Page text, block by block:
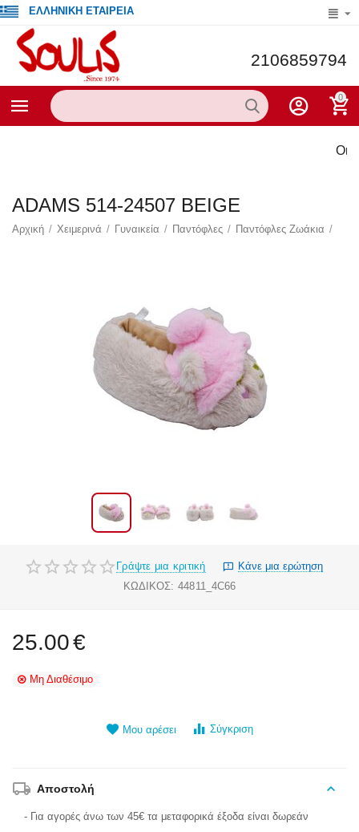
ΕΛΛΗΝΙΚΗ ΕΤΑΙΡΕΙΑ
2106859794
0
Οι
ADAMS 514-24507 BEIGE
Αρχική / Χειμερινά / Γυναικεία / Παντόφλες / Παντόφλες Ζωάκια /
Γράψτε μια κριτική
Κάνε μια ερώτηση
ΚΩΔΙΚΟΣ: 44811_4C66
25.00€
Μη Διαθέσιμο
Μου αρέσει Σύγκριση
Αποστολή
- Για αγορές άνω των 45€ τα μεταφορικά έξοδα είναι δωρεάν